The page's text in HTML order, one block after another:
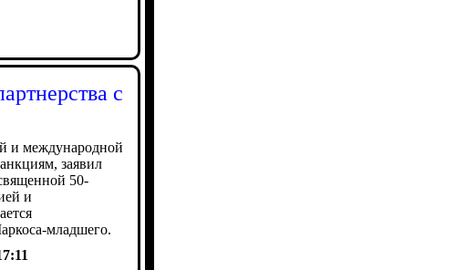
с
и международной
заявил
50-
и
младшего.